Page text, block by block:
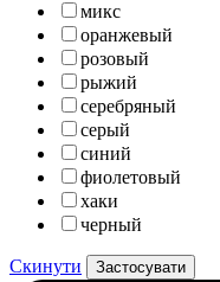
микс
оранжевый
розовый
рыжий
серебряный
серый
синий
фиолетовый
хаки
черный
Скинути Застосувати